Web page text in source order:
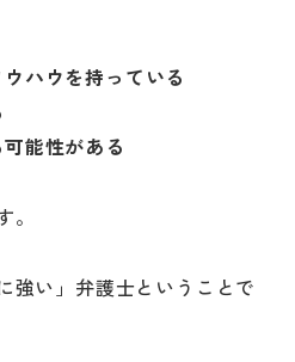
ハウを持っている
能性がある
強い」弁護士ということで